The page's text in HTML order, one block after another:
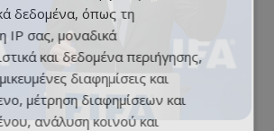
δεδομένα, όπως τη
IP σας, μοναδικά
και δεδομένα περιήγησης,
διαφημίσεις και
μέτρηση διαφημίσεων και
ανάλυση κοινού και